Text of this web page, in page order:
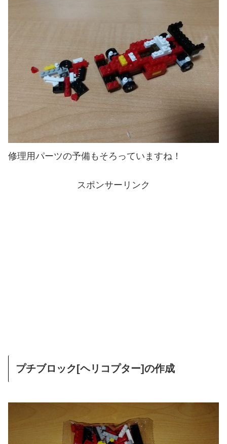
修理用パーツの予備もそろっていますね！
スポンサーリンク
プチブロック[ヘリコプター]の作成